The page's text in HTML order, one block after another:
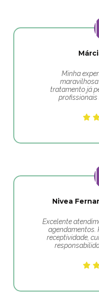
Minha
tratamento já
profissionais
Nivea
Excelente
agendamentos.
receptividade,